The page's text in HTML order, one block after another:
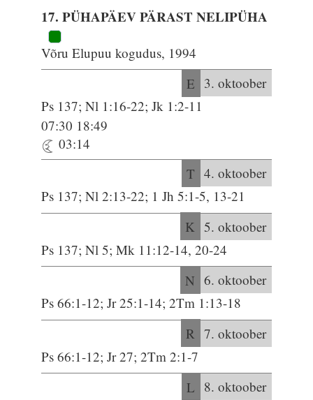
17. PÜHAPÄEV PÄRAST NELIPÜHA
Võru Elupuu kogudus, 1994
E 3. oktoober
Ps 137; Nl 1:16-22; Jk 1:2-11
07:30 18:49
03:14
T 4. oktoober
Ps 137; Nl 2:13-22; 1 Jh 5:1-5, 13-21
K 5. oktoober
Ps 137; Nl 5; Mk 11:12-14, 20-24
N 6. oktoober
Ps 66:1-12; Jr 25:1-14; 2Tm 1:13-18
R 7. oktoober
Ps 66:1-12; Jr 27; 2Tm 2:1-7
L 8. oktoober